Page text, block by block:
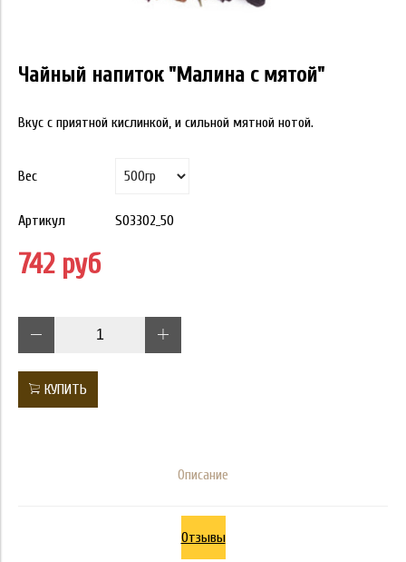
Чайный напиток "Малина с мятой"
Вкус с приятной кислинкой, и сильной мятной нотой.
Вес
Артикул S03302_50
742 руб
КУПИТЬ
Описание
Отзывы